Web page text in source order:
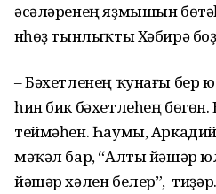
әсәләренең яҙмышын
Өнһөҙ тынлыҡты Хәбирә
– Бәхетленең ҡунағы бер
һин бик бәхетлеһең бөгөн.
теймәһен. Һаумы,
мәҡәл бар, “Алты йәшәр
йәшәр хәлен белер”,